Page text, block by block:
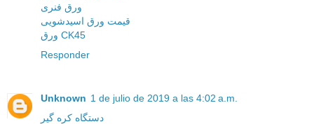
ورق فنری
قیمت ورق اسیدشویی
ورق CK45
Responder
Unknown 1 de julio de 2019 a las 4:02 a.m.
دستگاه کره گیر